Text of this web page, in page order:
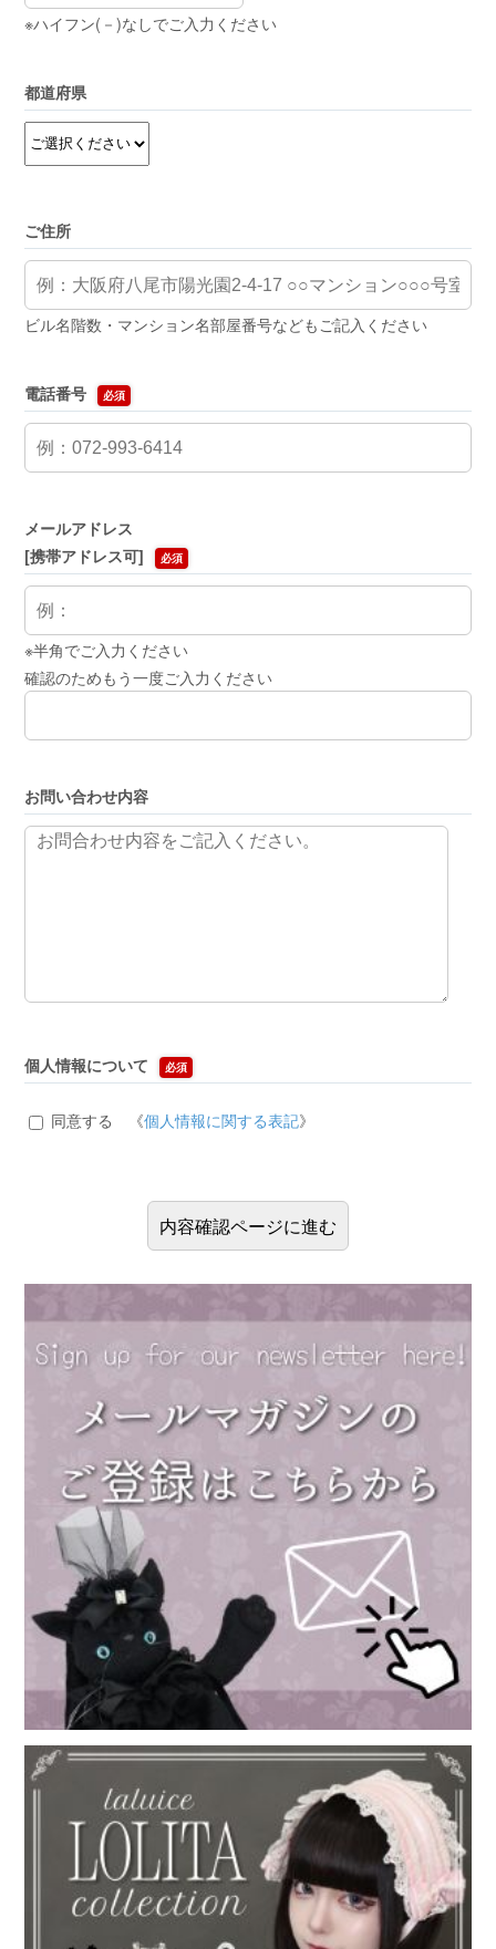
※ハイフン(－)なしでご入力ください
都道府県
ご住所
ビル名階数・マンション名部屋番号などもご記入ください
電話番号 必須
メールアドレス
[携帯アドレス可]
必須
※半角でご入力ください
確認のためもう一度ご入力ください
お問い合わせ内容
個人情報について 必須
同意する 《個人情報に関する表記》